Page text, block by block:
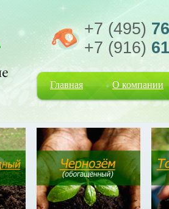
+7 (495)
+7 (916)
Главная О компании